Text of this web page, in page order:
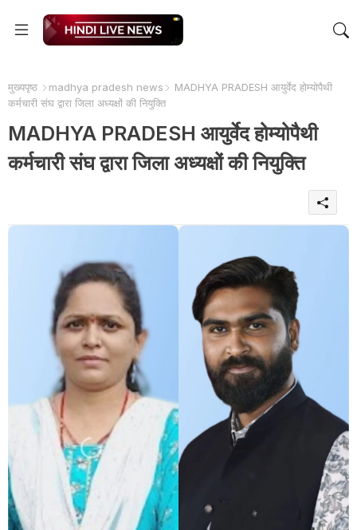
मुख्यपृष्ठ madhya pradesh news
MADHYA PRADESH आयुर्वेद होम्योपैथी
कर्मचारी संघ द्वारा जिला अध्यक्षों की नियुक्ति
MADHYA PRADESH आयुर्वेद होम्योपैथी
कर्मचारी संघ द्वारा जिला अध्यक्षों की नियुक्ति